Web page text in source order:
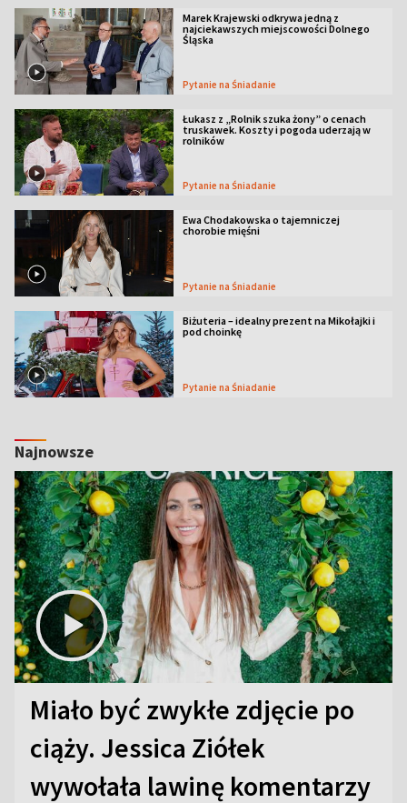
Marek Krajewski odkrywa jedną z
najciekawszych miejscowości Dolnego
Śląska
Pytanie na Śniadanie
Łukasz z „Rolnik szuka żony” o cenach
truskawek. Koszty i pogoda uderzają w
rolników
Pytanie na Śniadanie
Ewa Chodakowska o tajemniczej
chorobie mięśni
Pytanie na Śniadanie
Biżuteria – idealny prezent na Mikołajki i
pod choinkę
Pytanie na Śniadanie
Najnowsze
Miało być zwykłe zdjęcie po
ciąży. Jessica Ziółek
wywołała lawinę komentarzy